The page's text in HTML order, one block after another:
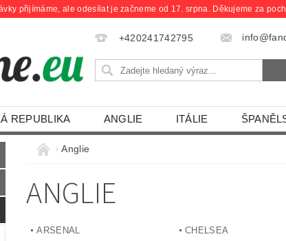
přijímáme, ale odesílat je začneme od 17. srpna. Děkujeme za
+420241742795
REPUBLIKA ANGLIE ITÁLIE
Anglie
ANGLIE
ARSENAL CHELSEA